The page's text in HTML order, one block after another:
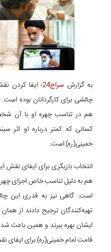
به گزارش سراج24
؛ ایفا کردن
چالشی برای کارگردانان بوده
هم در تناسب چهره او با آن
کسانی که کمتر درباره او اثر
خمینی(ره) است.
انتخاب بازیگری برای ایفای نقش
هم به دلیل تناسب خاص اجزای
است. گاهی نیز به قدری این
تهیه‌کنندگان ترجیح دادند از
ایشان بهره ببرند و همین باعث
قامت امام خمینی(ره) برای